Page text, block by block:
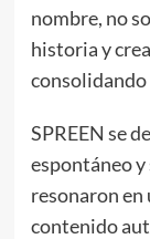
nombre, no
historia y
consolidando
SPREEN se
espontáneo
resonaron en
contenido